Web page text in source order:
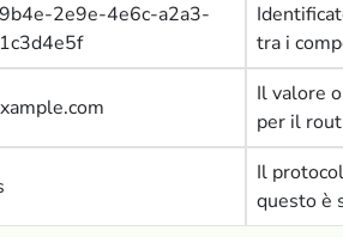
2e9e-4e6c-a2a3-
tra i
Il valore
per il
Il
questo è